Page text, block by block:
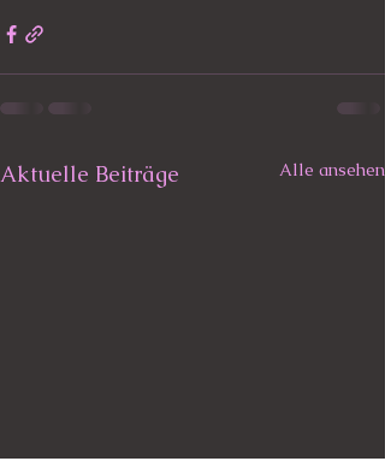
Aktuelle Beiträge Alle ansehen